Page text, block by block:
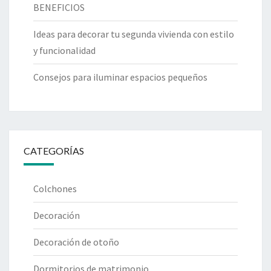
BENEFICIOS
Ideas para decorar tu segunda vivienda con estilo
y funcionalidad
Consejos para iluminar espacios pequeños
CATEGORÍAS
Colchones
Decoración
Decoración de otoño